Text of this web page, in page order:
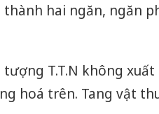
hai ngăn, ngăn
T.T.N không
hoá trên. Tang vật